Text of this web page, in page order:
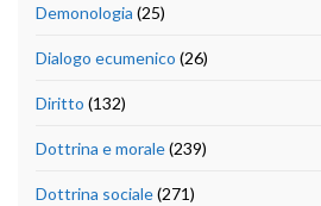
Demonologia (25)
Dialogo ecumenico (26)
Diritto (132)
Dottrina e morale(239)
Dottrina sociale(271)